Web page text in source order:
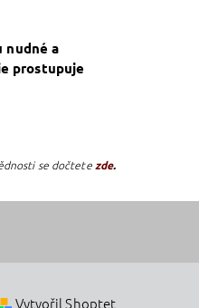
nudné a
prostupuje
se dočtete zde.
Vytvořil Shoptet